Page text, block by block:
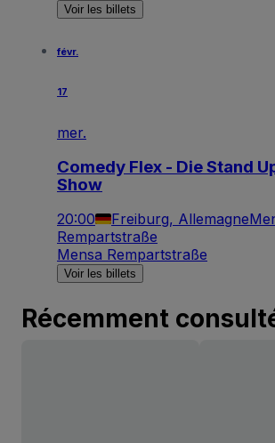
Voir les billets
févr.
17
mer.
Comedy Flex - Die Stand
Show
20:00 Freiburg, Allemagne
Rempartstraße
Mensa Rempartstraße
Voir les billets
Récemment